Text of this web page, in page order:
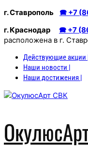
Перейти
содержимому
г. Ставрополь 🕿 +7
г. Краснодар 🕿 +7
расположена в г.
Действующие акции
Наши новости |
Наши достижения |